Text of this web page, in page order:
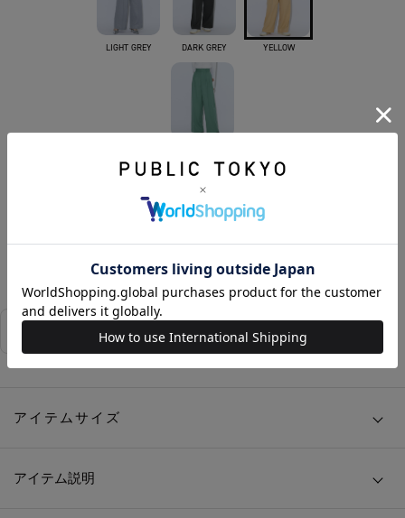
LIGHT GREY DARK GREY YELLOW
お気に入りに追加する
相談する 店舗在庫
アイテムサイズ
アイテム説明